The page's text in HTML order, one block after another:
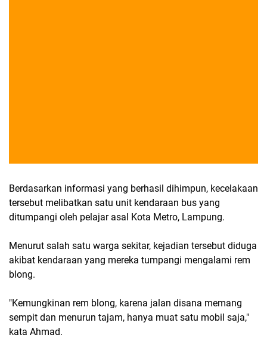
Berdasarkan informasi yang berhasil dihimpun, kecelakaan
tersebut melibatkan satu unit kendaraan bus yang
ditumpangi oleh pelajar asal Kota Metro, Lampung.
Menurut salah satu warga sekitar, kejadian tersebut diduga
akibat kendaraan yang mereka tumpangi mengalami rem
blong.
"Kemungkinan rem blong, karena jalan disana memang
sempit dan menurun tajam, hanya muat satu mobil saja,"
kata Ahmad.